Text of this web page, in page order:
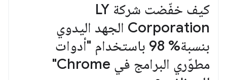
كيف خفّضت شركة LY
Corporation الجهد اليدوي
بنسبة% 98 باستخدام "أدوات
مطوّري البرامج في Chrome"